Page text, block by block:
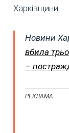
Харківщини.
Новини
вбила
–